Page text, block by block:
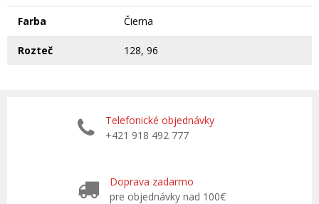
Farba Čierna
Rozteč 128, 96
Telefonické objednávky
+421 918 492 777
Doprava zadarmo
pre objednávky nad 100€